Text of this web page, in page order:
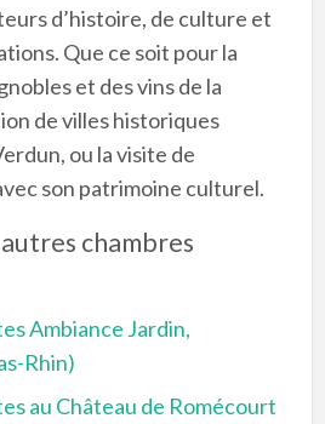
d’histoire, de culture et
Que ce soit pour la
et des vins de la
de villes historiques
ou la visite de
son patrimoine culturel.
chambres
Ambiance Jardin,
Rhin)
au Château de Romécourt